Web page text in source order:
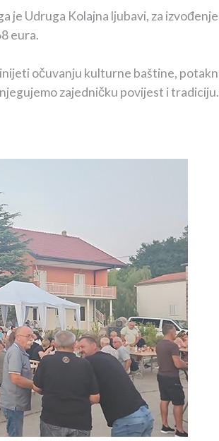
je Udruga Kolajna ljubavi, za
eura.
očuvanju kulturne baštine,
zajedničku povijest i tradiciju.